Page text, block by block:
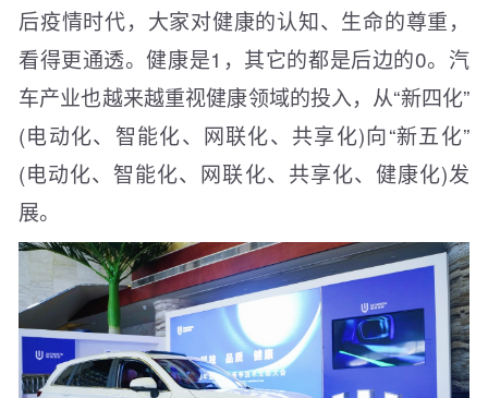
后疫情时代，大家对健康的认知、生命的尊重，
看得更通透。健康是1，其它的都是后边的0。汽
车产业也越来越重视健康领域的投入，从“新四化”
(电动化、智能化、网联化、共享化)向“新五化”
(电动化、智能化、网联化、共享化、健康化)发
展。